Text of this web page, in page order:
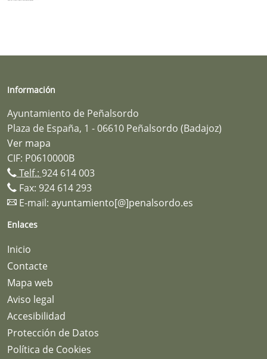
Información
Ayuntamiento de Peñalsordo
Plaza de España, 1 - 06610 Peñalsordo (Badajoz)
Ver mapa
CIF: P0610000B
Telf.: 924 614 003
Fax: 924 614 293
E-mail: ayuntamiento[@]penalsordo.es
Enlaces
Inicio
Contacte
Mapa web
Aviso legal
Accesibilidad
Protección de Datos
Política de Cookies